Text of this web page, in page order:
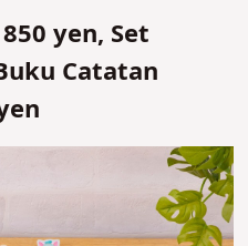
yen, Set
Catatan